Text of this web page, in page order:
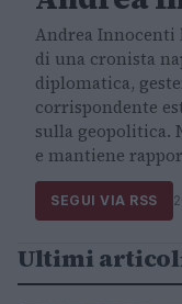
Andrea
di una cronista
diplomatica,
corrispondente
sulla geopolitica.
e mantiene
SEGUI VIA RSS
Ultimi